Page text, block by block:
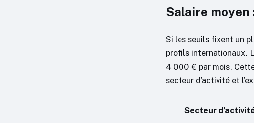
Salaire
Si les seuils fixent un
profils internationaux.
4 000 € par mois.
secteur d’activité et
Secteur d’activité